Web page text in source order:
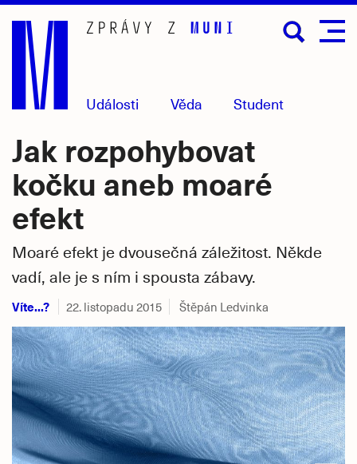
Přejít
hlavní
obsah
Události Věda Student
Jak rozpohybovat
kočku aneb moaré
efekt
Moaré efekt je dvousečná záležitost. Někde
vadí, ale je s ním i spousta zábavy.
Víte...? 22. listopadu 2015 Štěpán Ledvinka